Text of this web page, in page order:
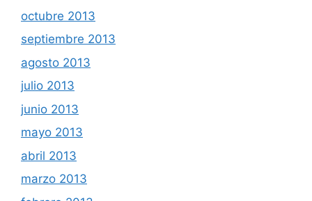
octubre 2013
septiembre 2013
agosto 2013
julio 2013
junio 2013
mayo 2013
abril 2013
marzo 2013